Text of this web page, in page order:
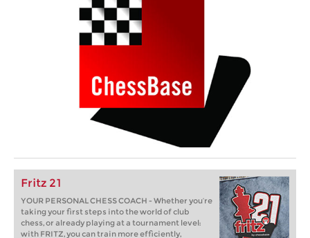
Fritz 21
YOUR PERSONAL CHESS COACH - Whether you’re
taking your first steps into the world of club
chess, or already playing at a tournament level:
with FRITZ, you can train more efficiently,